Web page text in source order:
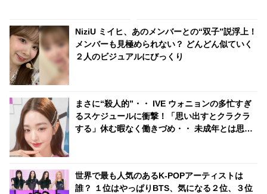
いにほっこり
NiziU ミイヒ、あのメンバーとの“双子”説浮上！
メンバーも見極められない？ どんどん似ていく
２人のビジュアルにびっくり
まさに“殺人的”・・ IVE ウォニョンの多忙すぎ
るスケジュールに衝撃！「思い出すとクラクラ
する」休む暇なく働きづめ・・ 未成年とは思え
世界で最も人気のあるK-POPアーティストは
誰？ １位はやっぱりBTS、気になる２位、３位